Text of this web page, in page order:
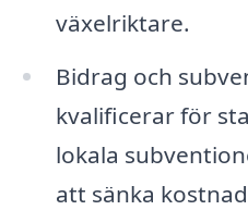
växelriktare.
Bidrag och
kvalificerar för
lokala
att sänka